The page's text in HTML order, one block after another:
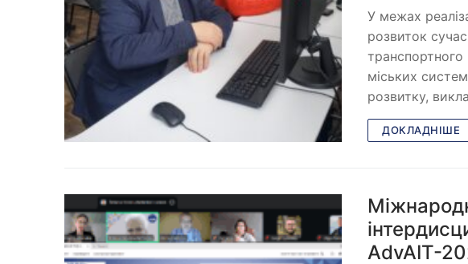
У межах
розвиток
міських
розвитку,
ДОКЛАДНІШЕ
AdvAIT-